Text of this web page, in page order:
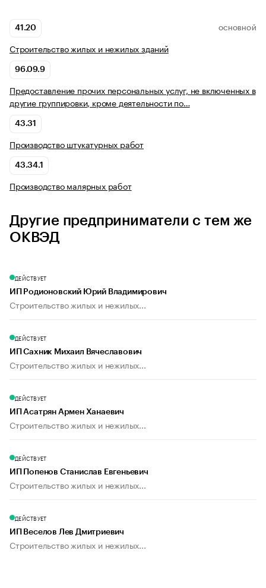
41.20 ОСНОВНОЙ
Строительство жилых и нежилых зданий
96.09.9
Предоставление прочих персональных услуг, не включенных в
другие группировки, кроме деятельности по…
43.31
Производство штукатурных работ
43.34.1
Производство малярных работ
Другие предприниматели с тем же
ОКВЭД
ДЕЙСТВУЕТ
ИП Родионовский Юрий Владимирович
Строительство жилых и нежилых...
ДЕЙСТВУЕТ
ИП Сахник Михаил Вячеславович
Строительство жилых и нежилых...
ДЕЙСТВУЕТ
ИП Асатрян Армен Ханаевич
Строительство жилых и нежилых...
ДЕЙСТВУЕТ
ИП Попенов Станислав Евгеньевич
Строительство жилых и нежилых...
ДЕЙСТВУЕТ
ИП Веселов Лев Дмитриевич
Строительство жилых и нежилых...